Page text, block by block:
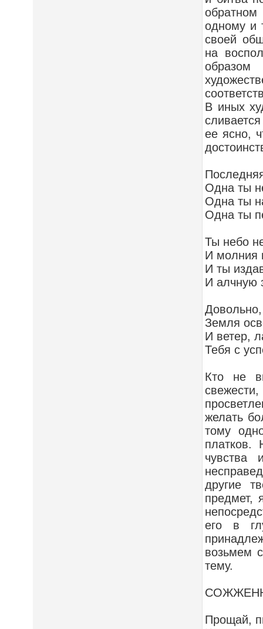
одному и
своей
на
В иных
ее ясно,
Одна ты
Одна ты
Одна ты
Ты небо
И молния
И ты
И алчную
Земля
И ветер,
Тебя с
Кто не
желать
тому
платков.
другие
предмет,
его в
возьмем
тему.
Прощай,